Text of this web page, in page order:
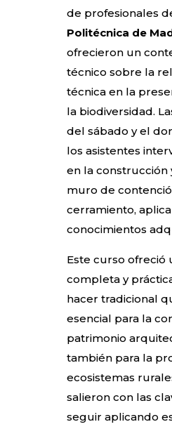
de profesionales
Politécnica de
ofrecieron un
técnico sobre la
técnica en la
la biodiversidad.
del sábado y el
los asistentes
en la construcción
muro de
cerramiento,
conocimientos
Este curso ofreció
completa y
hacer tradicional
esencial para la
patrimonio
también para la
ecosistemas
salieron con las
seguir aplicando